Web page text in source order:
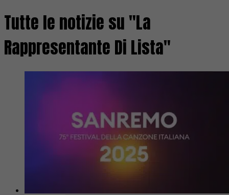
Tutte le notizie su "La
Rappresentante Di Lista"